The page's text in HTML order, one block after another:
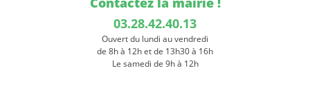
03.28.42.40.13
Ouvert du lundi au vendredi
de 8h à 12h et de 13h30 à 16h
Le samedi de 9h à 12h